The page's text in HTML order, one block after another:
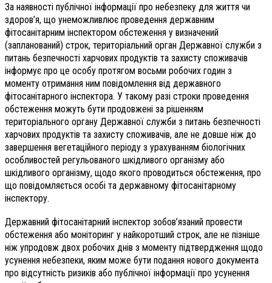
За наявності публічної інформації про небезпеку для життя чи
здоров’я, що унеможливлює проведення державним
фітосанітарним інспектором обстеження у визначений
(запланований) строк, територіальний орган Державної служби з
питань безпечності харчових продуктів та захисту споживачів
інформує про це особу протягом восьми робочих годин з
моменту отримання ним повідомлення від державного
фітосанітарного інспектора. У такому разі строки проведення
обстеження можуть бути продовжені за рішенням
територіального органу Державної служби з питань безпечності
харчових продуктів та захисту споживачів, але не довше ніж до
завершення вегетаційного періоду з урахуванням біологічних
особливостей регульованого шкідливого організму або
шкідливого організму, щодо якого проводиться обстеження, про
що повідомляється особі та державному фітосанітарному
інспектору.
Державний фітосанітарний інспектор зобов’язаний провести
обстеження або моніторинг у найкоротший строк, але не пізніше
ніж упродовж двох робочих днів з моменту підтвердження щодо
усунення небезпеки, яким може бути подання нового документа
про відсутність ризиків або публічної інформації про усунення